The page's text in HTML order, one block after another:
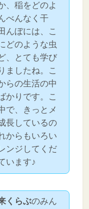
、稲をどのよ
べんなく干
んぼには、こ
どのような虫
、とても学び
ましたね。こ
らの生活の中
かりです。こ
で、きっとメ
長しているの
からもいろい
ンジしてくだ
います♪
くらぶのみん